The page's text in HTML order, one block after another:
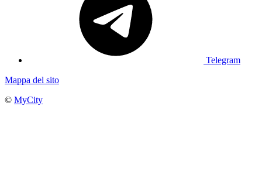
Telegram
Mappa del sito
© MyCity